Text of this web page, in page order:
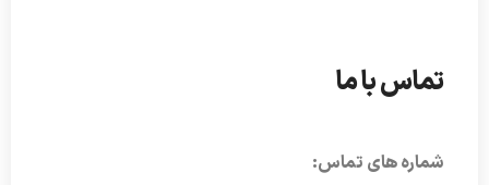
تماس با ما
شماره های تماس: